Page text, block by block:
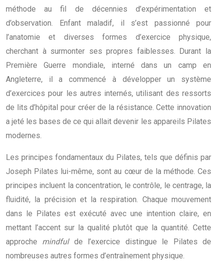
méthode au fil de décennies d’expérimentation et
d’observation. Enfant maladif, il s’est passionné pour
l’anatomie et diverses formes d’exercice physique,
cherchant à surmonter ses propres faiblesses. Durant la
Première Guerre mondiale, interné dans un camp en
Angleterre, il a commencé à développer un système
d’exercices pour les autres internés, utilisant des ressorts
de lits d’hôpital pour créer de la résistance. Cette innovation
a jeté les bases de ce qui allait devenir les appareils Pilates
modernes.
Les principes fondamentaux du Pilates, tels que définis par
Joseph Pilates lui-même, sont au cœur de la méthode. Ces
principes incluent la concentration, le contrôle, le centrage, la
fluidité, la précision et la respiration. Chaque mouvement
dans le Pilates est exécuté avec une intention claire, en
mettant l’accent sur la qualité plutôt que la quantité. Cette
approche mindful de l’exercice distingue le Pilates de
nombreuses autres formes d’entraînement physique.